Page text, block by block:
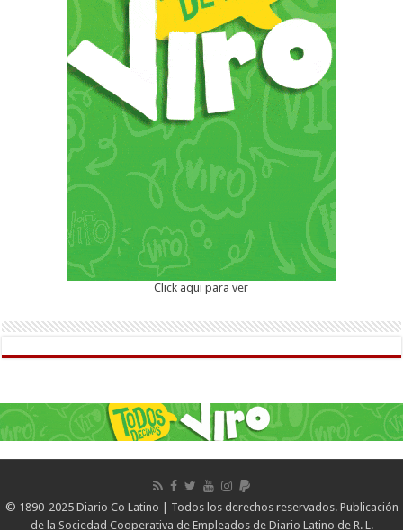
Click aqui para ver
© 1890-2025 Diario Co Latino | Todos los derechos reservados. Publicación
de la Sociedad Cooperativa de Empleados de Diario Latino de R. L.